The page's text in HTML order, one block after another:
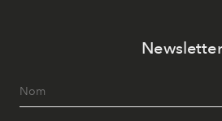
Newsletter